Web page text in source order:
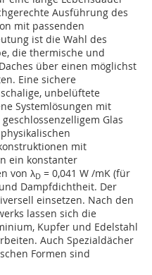
Ausführung des
mit passenden
ist die Wahl des
die thermische und
über einen möglichst
Eine sichere
unbelüftete
Systemlösungen mit
Glas
mit
ein konstanter
von λD = 0,041 W /mK (für
und Dampfdichtheit. Der
einsetzen. Nach den
lassen sich die
Kupfer und Edelstahl
Auch Spezialdächer
Formen sind